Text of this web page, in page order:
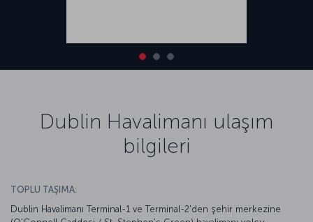
Dublin Havalimanı ulaşım
bilgileri
TOPLU TAŞIMA:
Dublin Havalimanı Terminal-1 ve Terminal-2'den şehir merkezine